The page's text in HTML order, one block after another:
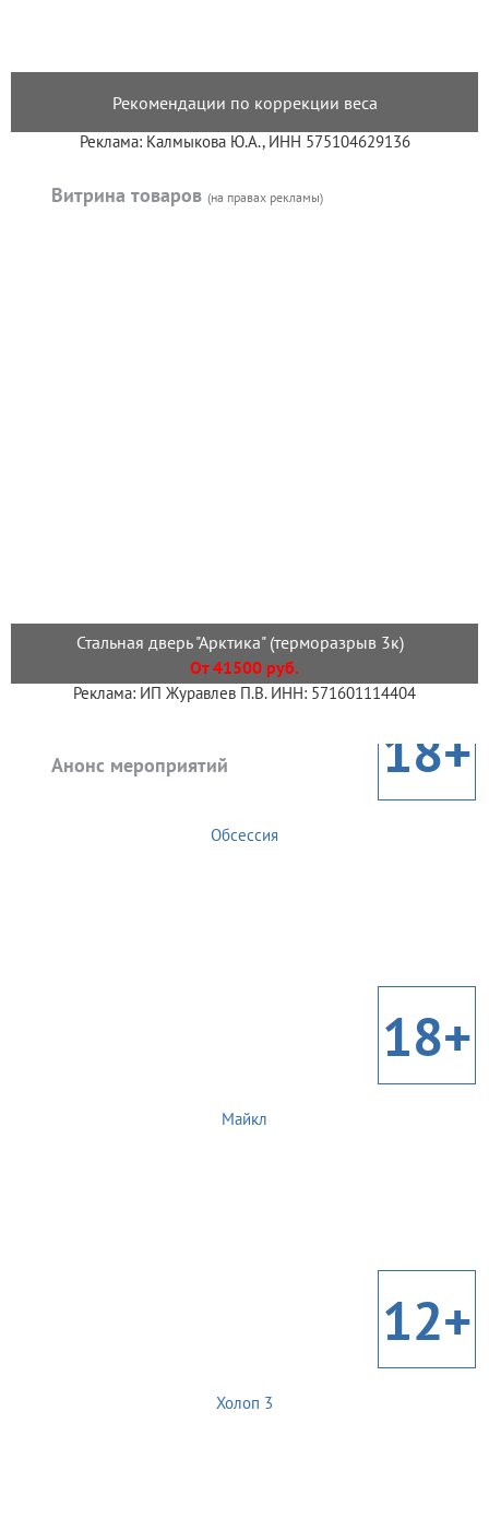
Рекомендации по коррекции веса
Реклама: Калмыкова Ю.А., ИНН 575104629136
Витрина товаров (на правах рекламы)
Стальная дверь "Арктика" (терморазрыв 3к)
От 41500 руб.
Реклама: ИП Журавлев П.В. ИНН: 571601114404
Анонс мероприятий 18+
Обсессия
18+
Майкл
12+
Холоп 3